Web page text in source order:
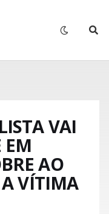
VAI
EM
AO
VÍTIMA